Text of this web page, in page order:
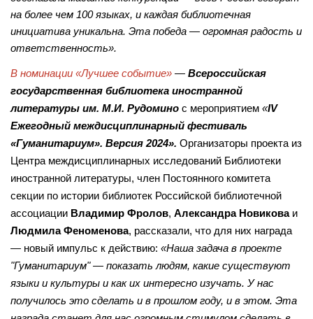
на более чем 100 языках, и каждая библиотечная
инициатива уникальна. Эта победа — огромная радость и
ответственность».
В номинации «Лучшее событие» — Всероссийская
государственная библиотека иностранной
литературы им. М.И. Рудомино с мероприятием «IV
Ежегодный междисциплинарный фестиваль
«Гуманитариум». Версия 2024». Организаторы проекта из
Центра междисциплинарных исследований Библиотеки
иностранной литературы, член Постоянного комитета
секции по истории библиотек Российской библиотечной
ассоциации Владимир Фролов, Александра Новиковаи
Людмила Феноменова, рассказали, что для них награда
— новый импульс к действию: «Наша задача в проекте
"Гуманитариум" — показать людям, какие существуют
языки и культуры и как их интересно изучать. У нас
получилось это сделать и в прошлом году, и в этом. Эта